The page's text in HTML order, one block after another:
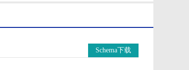
Schema下载